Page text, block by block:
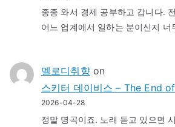
종종 와서 경제 공부하고 갑니다.
어느 업계에서 일하는 분이신지 너
멜로디취향on
스키터 데이비스 – The End
2026-04-28
정말 명곡이죠. 노래 듣고 있으면